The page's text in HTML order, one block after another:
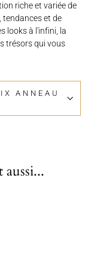
riche et variée de
tendances et de
looks à l'infini, la
trésors qui vous
ANNEAU
aussi...